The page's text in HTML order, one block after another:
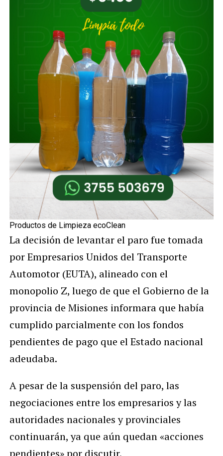
Productos de Limpieza ecoClean
La decisión de levantar el paro fue tomada
por Empresarios Unidos del Transporte
Automotor (EUTA), alineado con el
monopolio Z, luego de que el Gobierno de la
provincia de Misiones informara que había
cumplido parcialmente con los fondos
pendientes de pago que el Estado nacional
adeudaba.
A pesar de la suspensión del paro, las
negociaciones entre los empresarios y las
autoridades nacionales y provinciales
continuarán, ya que aún quedan «acciones
pendientes» por discutir.